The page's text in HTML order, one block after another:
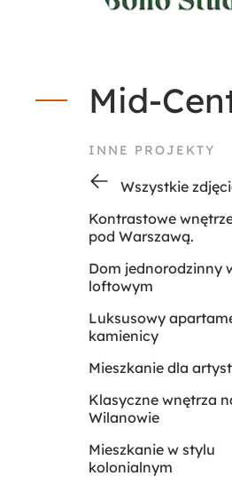
Mid-
INNE PROJEKTY
Wszystkie
Kontrastowe
pod Warszawą.
Dom jednorodzinny
loftowym
Luksusowy
kamienicy
Mieszkanie dla
Klasyczne wnętrza
Wilanowie
Mieszkanie w stylu
kolonialnym